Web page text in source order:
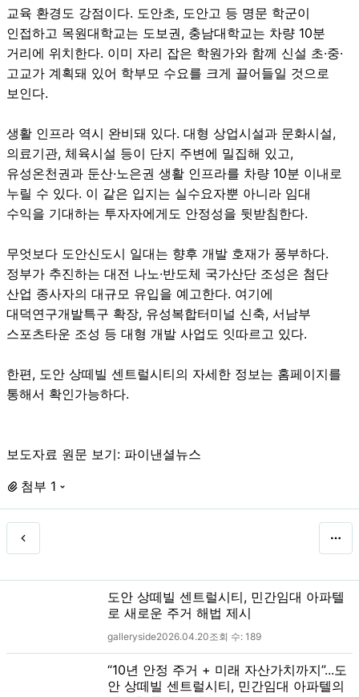
교육 환경도 강점이다. 도안초, 도안고 등 명문 학군이
인접하고 목원대학교는 도보권, 충남대학교는 차량 10분
거리에 위치한다. 이미 자리 잡은 학원가와 함께 신설 초·중·
고교가 계획돼 있어 학부모 수요를 크게 끌어들일 것으로
보인다.
생활 인프라 역시 완비돼 있다. 대형 상업시설과 문화시설,
의료기관, 체육시설 등이 단지 주변에 밀집해 있고,
유성온천권과 둔산·노은권 생활 인프라를 차량 10분 이내로
누릴 수 있다. 이 같은 입지는 실수요자뿐 아니라 임대
수익을 기대하는 투자자에게도 안정성을 뒷받침한다.
무엇보다 도안신도시 일대는 향후 개발 호재가 풍부하다.
정부가 추진하는 대전 나노·반도체 국가산단 조성은 첨단
산업 종사자의 대규모 유입을 예고한다. 여기에
대덕연구개발특구 확장, 유성복합터미널 신축, 서남부
스포츠타운 조성 등 대형 개발 사업도 잇따르고 있다.
한편, 도안 상떼빌 센트럴시티의 자세한 정보는 홈페이지를
통해서 확인가능하다.
보도자료 원문 보기: 파이낸셜뉴스
첨부 1
도안 상떼빌 센트럴시티, 민간임대 아파텔
로 새로운 주거 해법 제시
galleryside2026.04.20조회 수: 189
“10년 안정 주거 + 미래 자산가치까지”...도
안 상떼빌 센트럴시티, 민간임대 아파텔의